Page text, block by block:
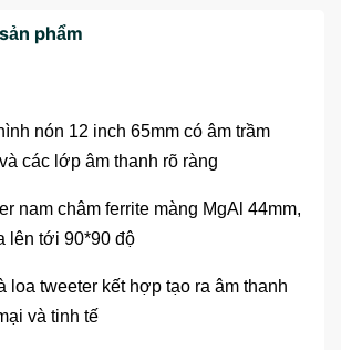
phẩm
nón 12 inch 65mm có âm trầm
các lớp âm thanh rõ ràng
nam châm ferrite màng MgAl 44mm,
lên tới 90*90 độ
loa tweeter kết hợp tạo ra âm thanh
và tinh tế